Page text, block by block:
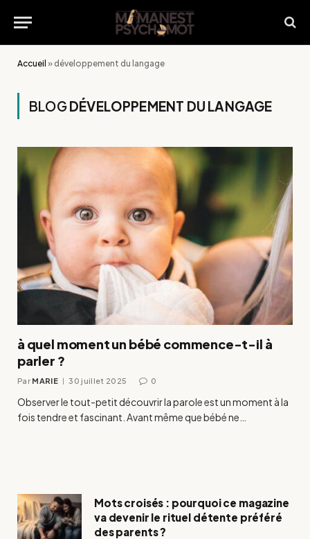
Accueil » développement du langage
BLOGDÉVELOPPEMENT DU LANGAGE
à quel moment un bébé commence-t-il à
parler ?
Par MARIE 30 juillet 2025 0
Observer le tout-petit découvrir la parole est un moment à la
fois tendre et fascinant. Avant même que bébé ne…
Mots croisés : pourquoi ce magazine
va devenir le rituel détente préféré
des parents ?